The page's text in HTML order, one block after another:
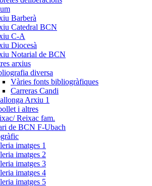
Barberà
Catedral BCN
C-A
Diocesà
Notarial de BCN
arxius
diversa
Vàries fonts bibliogràfiques
Carreras Candi
Arxiu 1
i altres
Reixac fam.
de BCN F-Ubach
imatges 1
imatges 2
imatges 3
imatges 4
imatges 5